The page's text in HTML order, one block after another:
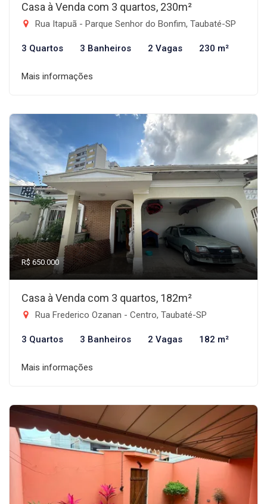
Casa à Venda com 3 quartos, 230m²
Rua Itapuã - Parque Senhor do Bonfim, Taubaté-SP
3 Quartos 3 Banheiros 2 Vagas 230 m²
Mais informações
R$ 650.000
Casa à Venda com 3 quartos, 182m²
Rua Frederico Ozanan - Centro, Taubaté-SP
3 Quartos 3 Banheiros 2 Vagas 182 m²
Mais informações